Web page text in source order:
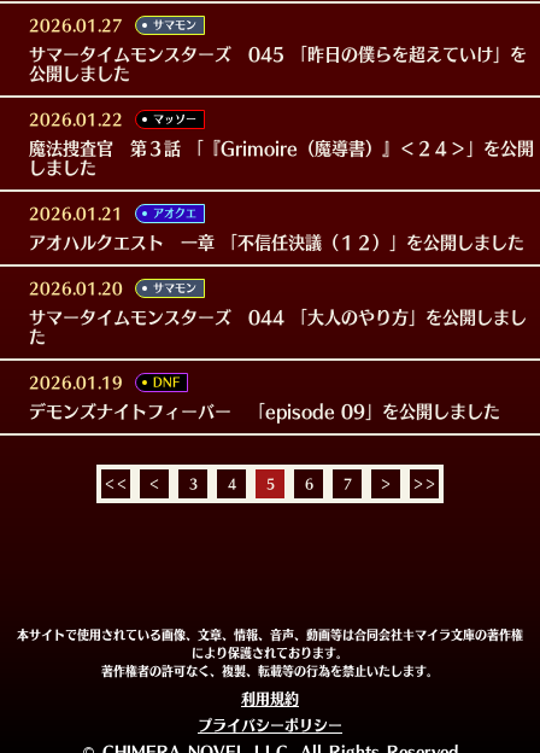
2026.01.27 サマモン
サマータイムモンスターズ 045 「昨日の僕らを超えていけ」を
公開しました
2026.01.22 マッソー
魔法捜査官 第３話 「『Grimoire（魔導書）』＜２４＞」を公開
しました
2026.01.21 アオクエ
アオハルクエスト 一章 「不信任決議（１２）」を公開しました
2026.01.20 サマモン
サマータイムモンスターズ 044 「大人のやり方」を公開しまし
た
2026.01.19 DNF
デモンズナイトフィーバー 「episode 09」を公開しました
＜＜ ＜ 3 4 5 6 7 ＞ ＞＞
本サイトで使用されている画像、文章、情報、音声、動画等は合同会社キマイラ文庫の著作権
により保護されております。
著作権者の許可なく、複製、転載等の行為を禁止いたします。
利用規約
プライバシーポリシー